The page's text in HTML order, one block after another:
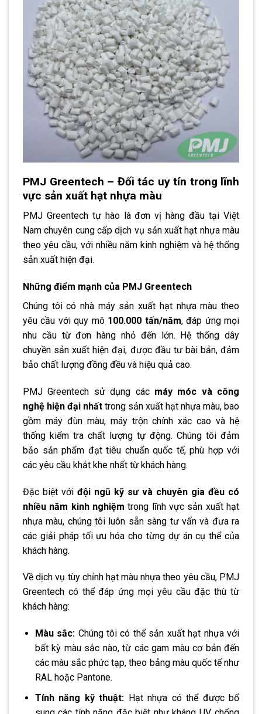
PMJ Greentech – Đối tác uy tín trong lĩnh
vực sản xuất hạt nhựa màu
PMJ Greentech tự hào là đơn vị hàng đầu tại Việt
Nam chuyên cung cấp dịch vụ sản xuất hạt nhựa màu
theo yêu cầu, với nhiều năm kinh nghiệm và hệ thống
sản xuất hiện đại.
Những điểm mạnh của PMJ Greentech
Chúng tôi có nhà máy sản xuất hạt nhựa màu theo
yêu cầu với quy mô 100.000 tấn/năm, đáp ứng mọi
nhu cầu từ đơn hàng nhỏ đến lớn. Hệ thống dây
chuyền sản xuất hiện đại, được đầu tư bài bản, đảm
bảo chất lượng đồng đều và hiệu quả cao.
PMJ Greentech sử dụng các máy móc và công
nghệ hiện đại nhất trong sản xuất hạt nhựa màu, bao
gồm máy đùn màu, máy trộn chính xác cao và hệ
thống kiểm tra chất lượng tự động. Chúng tôi đảm
bảo sản phẩm đạt tiêu chuẩn quốc tế, phù hợp với
các yêu cầu khắt khe nhất từ khách hàng.
Đặc biệt với đội ngũ kỹ sư và chuyên gia đều có
nhiều năm kinh nghiệm trong lĩnh vực sản xuất hạt
nhựa màu, chúng tôi luôn sẵn sàng tư vấn và đưa ra
các giải pháp tối ưu hóa cho từng dự án cụ thể của
khách hàng.
Về dịch vụ tùy chỉnh hạt màu nhựa theo yêu cầu, PMJ
Greentech có thể đáp ứng mọi yêu cầu đặc thù từ
khách hàng:
Màu sắc: Chúng tôi có thể sản xuất hạt nhựa với
bất kỳ màu sắc nào, từ các gam màu cơ bản đến
các màu sắc phức tạp, theo bảng màu quốc tế như
RAL hoặc Pantone.
Tính năng kỹ thuật: Hạt nhựa có thể được bổ